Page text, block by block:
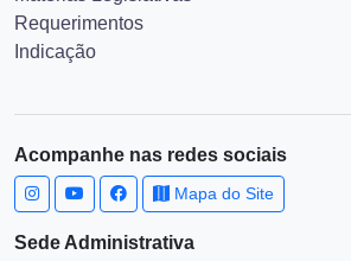
Requerimentos
Indicação
Acompanhe nas redes sociais
Mapa do Site
Sede Administrativa